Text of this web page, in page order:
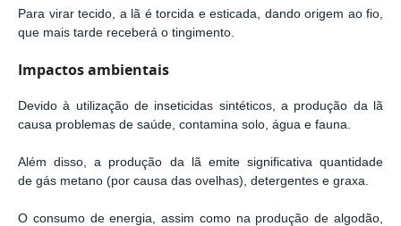
Para virar tecido, a lã é torcida e esticada, dando origem ao fio,
que mais tarde receberá o tingimento.
Impactos ambientais
Devido à utilização de inseticidas sintéticos, a produção da lã
causa problemas de saúde, contamina solo, água e fauna.
Além disso, a produção da lã emite significativa quantidade
de gás metano (por causa das ovelhas), detergentes e graxa.
O consumo de energia, assim como na produção de algodão,